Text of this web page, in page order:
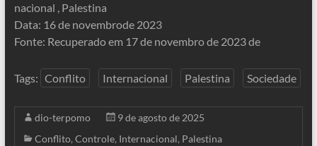
nacional , Palestina
Data: 16 de novembrode 2023
Fonte: Recuperado em 17 de novembro de 2023 de
Tags: Conflito Internacional Palestina Sociedade
dio-terpomo
9 de agosto de 2025
Conflito, Controle, Internacional, Palestina